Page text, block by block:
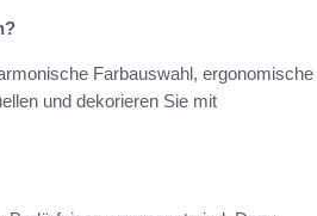
Farbauswahl, ergonomische
und dekorieren Sie mit